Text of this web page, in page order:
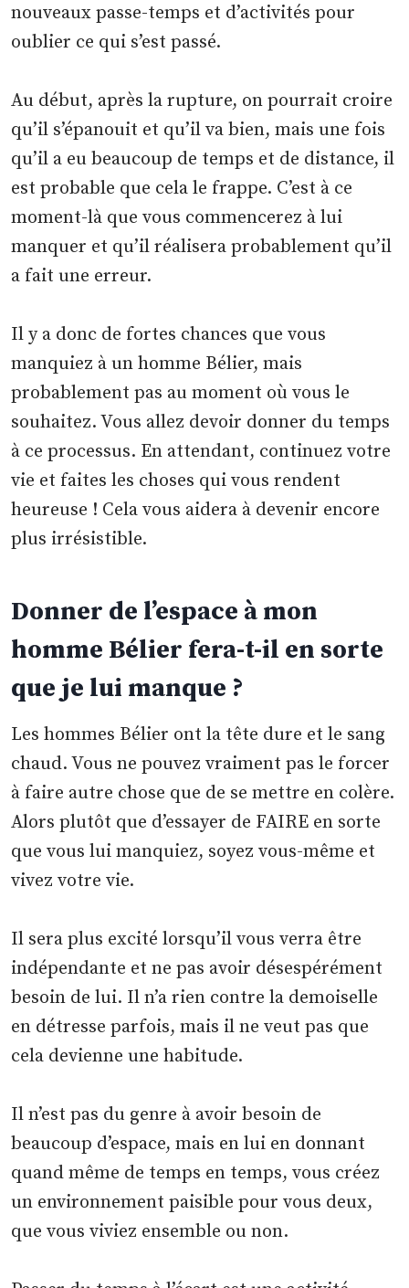
nouveaux passe-temps et d’activités pour
oublier ce qui s’est passé.
Au début, après la rupture, on pourrait croire
qu’il s’épanouit et qu’il va bien, mais une fois
qu’il a eu beaucoup de temps et de distance, il
est probable que cela le frappe. C’est à ce
moment-là que vous commencerez à lui
manquer et qu’il réalisera probablement qu’il
a fait une erreur.
Il y a donc de fortes chances que vous
manquiez à un homme Bélier, mais
probablement pas au moment où vous le
souhaitez. Vous allez devoir donner du temps
à ce processus. En attendant, continuez votre
vie et faites les choses qui vous rendent
heureuse ! Cela vous aidera à devenir encore
plus irrésistible.
Donner de l’espace à mon
homme Bélier fera-t-il en sorte
que je lui manque ?
Les hommes Bélier ont la tête dure et le sang
chaud. Vous ne pouvez vraiment pas le forcer
à faire autre chose que de se mettre en colère.
Alors plutôt que d’essayer de FAIRE en sorte
que vous lui manquiez, soyez vous-même et
vivez votre vie.
Il sera plus excité lorsqu’il vous verra être
indépendante et ne pas avoir désespérément
besoin de lui. Il n’a rien contre la demoiselle
en détresse parfois, mais il ne veut pas que
cela devienne une habitude.
Il n’est pas du genre à avoir besoin de
beaucoup d’espace, mais en lui en donnant
quand même de temps en temps, vous créez
un environnement paisible pour vous deux,
que vous viviez ensemble ou non.